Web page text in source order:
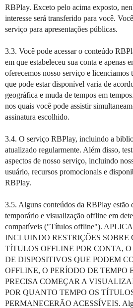
RBPlay. Exceto pelo acima exposto,
interesse será transferido para você.
serviço para apresentações públicas.
3.3. Você pode acessar o conteúdo
em que estabeleceu sua conta e apenas
oferecemos nosso serviço e
que pode estar disponível varia de
geográfica e muda de tempos em
nos quais você pode assistir
assinatura escolhido.
3.4. O serviço RBPlay, incluindo a
atualizado regularmente. Além disso,
aspectos de nosso serviço, incluindo
usuário, recursos promocionais e
RBPlay.
3.5. Alguns conteúdos da RBPlay estão
temporário e visualização offline em
compatíveis ("Títulos offline").
INCLUINDO RESTRIÇÕES SOBRE
TÍTULOS OFFLINE POR CONTA,
DE DISPOSITIVOS QUE PODEM
OFFLINE, O PERÍODO DE TEMPO
PRECISA COMEÇAR A
POR QUANTO TEMPO OS
PERMANECERÃO ACESSÍVEIS.